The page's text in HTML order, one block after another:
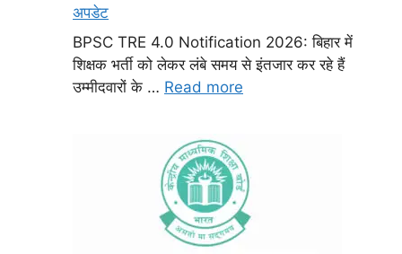
अपडेट
BPSC TRE 4.0 Notification 2026: बिहार में
शिक्षक भर्ती को लेकर लंबे समय से इंतजार कर रहे हैं
उम्मीदवारों के … Read more